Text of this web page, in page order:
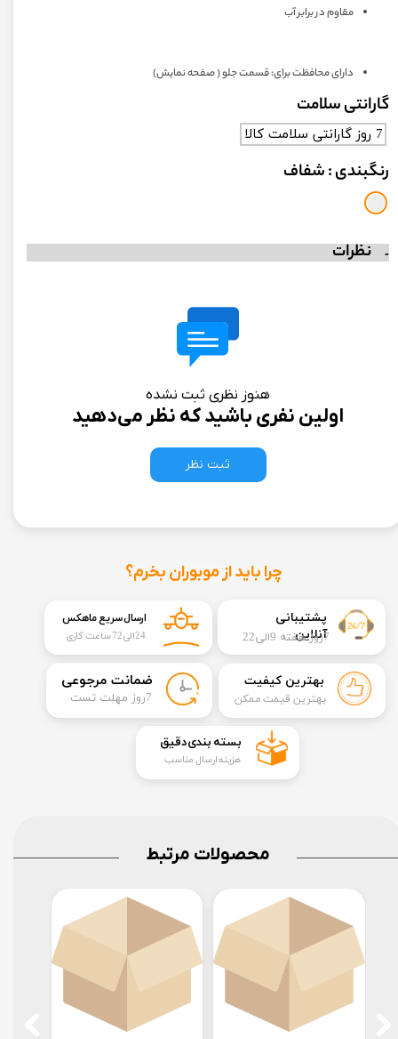
مقاوم در برابر آب
دارای محافظت برای: قسمت جلو ( صفحه نمایش)
گارانتی سلامت
7 روز گارانتی سلامت کالا
رنگبندی: شفاف
نظرات
هنوز نظری ثبت نشده
اولین نفری باشید که نظر می‌دهید
ثبت نظر
​​پشتیبانی
آنلاین7روز هفته 9الی22
چرا باید از موبوران بخرم؟
​ضمانت مرجوعی
​7روز مهلت تست
بهترین کیفیت
بهترین قیمت ممکن
ارسال سریع ماهکس
24الی72 ساعت کاری
​بسته بندی دقیق​​​​​​​
هزینه ارسال مناسب
محصولات مرتبط